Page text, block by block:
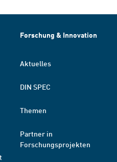
Forschung & Innovation
Aktuelles
DIN SPEC
Themen
Partner in
Forschungsprojekten